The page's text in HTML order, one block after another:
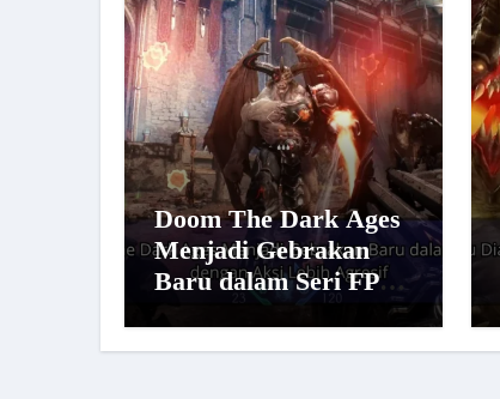
Doom The Dark Ages
Menjadi Gebrakan
Baru dalam Seri FPS
dengan Aksi Lebih
Agresif